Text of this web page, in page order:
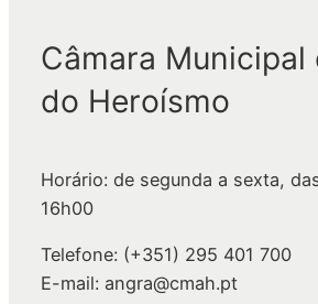
uCâmara Municipal
do Heroísmo
Horário: de segunda a sexta,
16h00
Telefone: (+351) 295 401 700
E-mail: angra@cmah.pt